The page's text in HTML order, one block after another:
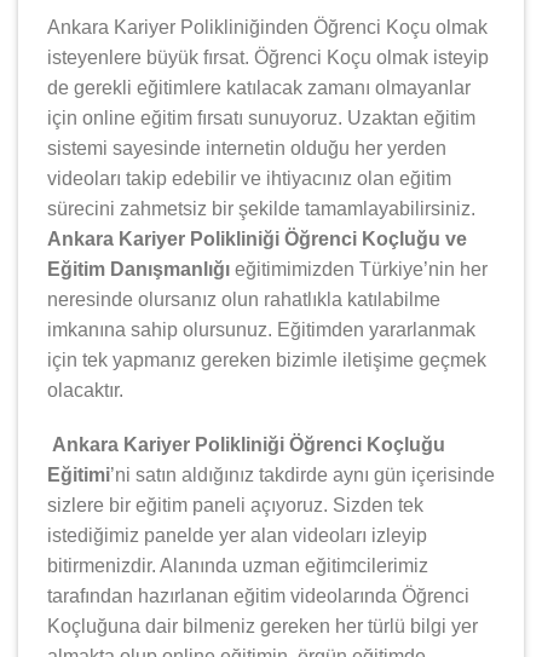
Ankara Kariyer Polikliniğinden Öğrenci Koçu olmak
isteyenlere büyük fırsat. Öğrenci Koçu olmak isteyip
de gerekli eğitimlere katılacak zamanı olmayanlar
için online eğitim fırsatı sunuyoruz. Uzaktan eğitim
sistemi sayesinde internetin olduğu her yerden
videoları takip edebilir ve ihtiyacınız olan eğitim
sürecini zahmetsiz bir şekilde tamamlayabilirsiniz.
Ankara Kariyer Polikliniği Öğrenci Koçluğu ve
Eğitim Danışmanlığı eğitimimizden Türkiye’nin her
neresinde olursanız olun rahatlıkla katılabilme
imkanına sahip olursunuz. Eğitimden yararlanmak
için tek yapmanız gereken bizimle iletişime geçmek
olacaktır.
Ankara Kariyer Polikliniği Öğrenci Koçluğu
Eğitimi’ni satın aldığınız takdirde aynı gün içerisinde
sizlere bir eğitim paneli açıyoruz. Sizden tek
istediğimiz panelde yer alan videoları izleyip
bitirmenizdir. Alanında uzman eğitimcilerimiz
tarafından hazırlanan eğitim videolarında Öğrenci
Koçluğuna dair bilmeniz gereken her türlü bilgi yer